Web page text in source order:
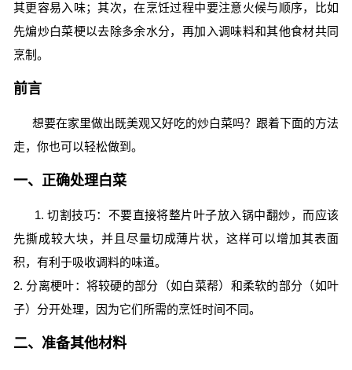
其更容易入味；其次，在烹饪过程中要注意火候与顺序，比如
先煸炒白菜梗以去除多余水分，再加入调味料和其他食材共同
烹制。
前言
想要在家里做出既美观又好吃的炒白菜吗？跟着下面的方法
走，你也可以轻松做到。
一、正确处理白菜
1. 切割技巧：不要直接将整片叶子放入锅中翻炒，而应该
先撕成较大块，并且尽量切成薄片状，这样可以增加其表面
积，有利于吸收调料的味道。
2. 分离梗叶：将较硬的部分（如白菜帮）和柔软的部分（如叶
子）分开处理，因为它们所需的烹饪时间不同。
二、准备其他材料